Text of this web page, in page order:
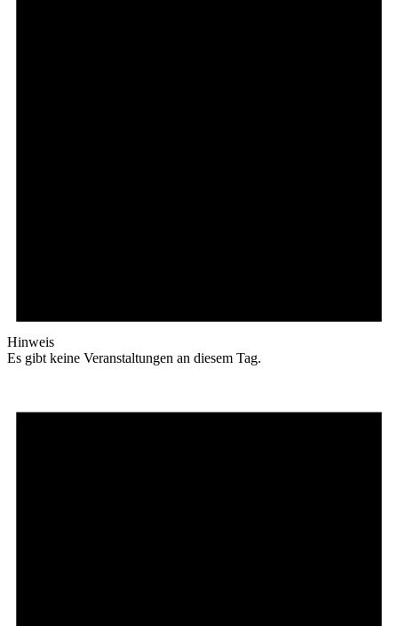
Hinweis
Es gibt keine Veranstaltungen an diesem Tag.